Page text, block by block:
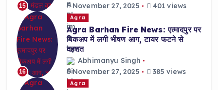
15
November 27, 2025
401 views
16
Agra
Agra Barhan Fire News: एत्मादपुर पर
पिकअप में लगी भीषण आग, टायर फटने से
दहशत
Abhimanyu Singh
November 27, 2025
385 views
Agra